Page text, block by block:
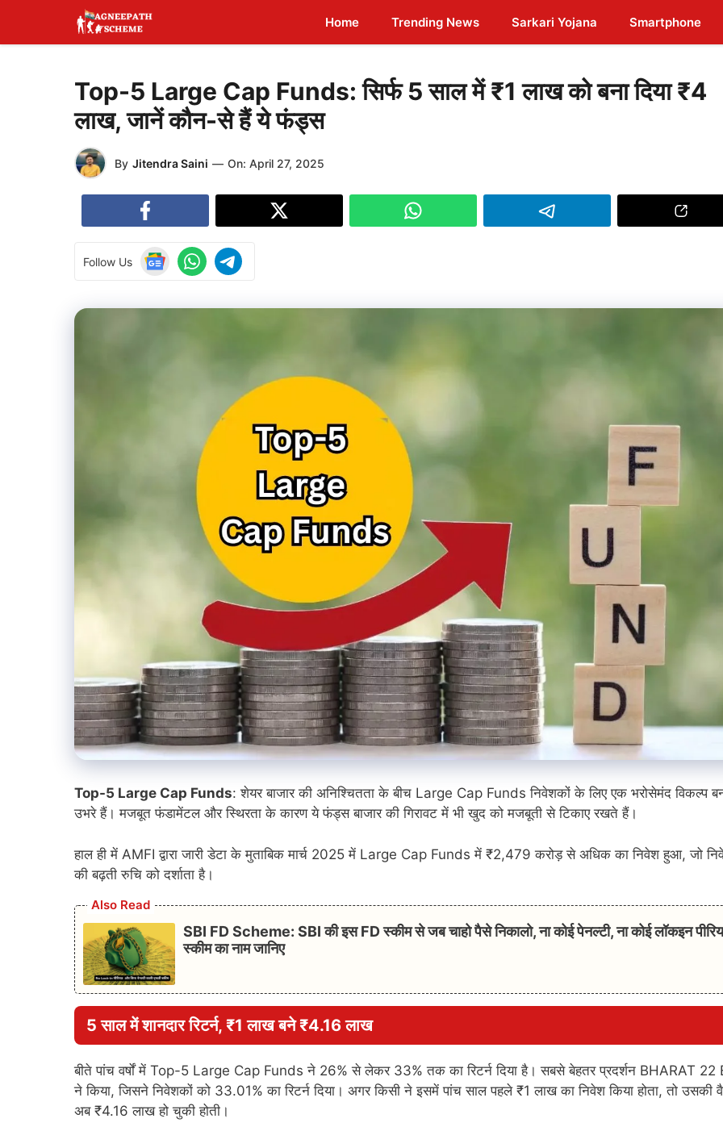
content
Home Trending News Sarkari Yojana Smartphone
Top-5 Large Cap Funds: सिर्फ 5 साल में ₹1 लाख को बना दिया ₹4
लाख, जानें कौन-से हैं ये फंड्स
By Jitendra Saini — On: April 27, 2025
Follow Us
Top-5 Large Cap Funds: शेयर बाजार की अनिश्चितता के बीच Large Cap Funds निवेशकों के लिए एक भरोसेमंद विकल्प
उभरे हैं। मजबूत फंडामेंटल और स्थिरता के कारण ये फंड्स बाजार की गिरावट में भी खुद को मजबूती से टिकाए रखते हैं।
हाल ही में AMFI द्वारा जारी डेटा के मुताबिक मार्च 2025 में Large Cap Funds में ₹2,479 करोड़ से अधिक का निवेश हुआ, जो
की बढ़ती रुचि को दर्शाता है।
Also Read
SBI FD Scheme: SBI की इस FD स्कीम से जब चाहो पैसे निकालो, ना कोई पेनल्टी, ना कोई लॉकइन
स्कीम का नाम जानिए
5 साल में शानदार रिटर्न, ₹1 लाख बने ₹4.16 लाख
बीते पांच वर्षों में Top-5 Large Cap Funds ने 26% से लेकर 33% तक का रिटर्न दिया है। सबसे बेहतर प्रदर्शन BHARAT 22
ने किया, जिसने निवेशकों को 33.01% का रिटर्न दिया। अगर किसी ने इसमें पांच साल पहले ₹1 लाख का निवेश किया होता, तो उसकी
अब ₹4.16 लाख हो चुकी होती।